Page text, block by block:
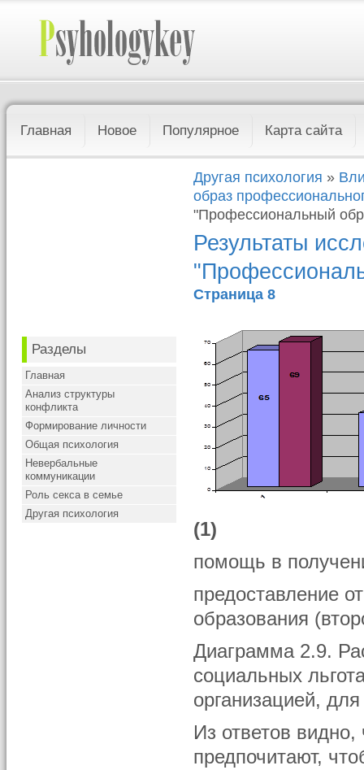
Главная Новое Популярное Карта сайта
Разделы
Главная
Анализ структуры
конфликта
Формирование личности
Общая психология
Невербальные
коммуникации
Роль секса в семье
Другая психология
Другая психология »
образ
"Профессиональный
Результаты
Страница 8
(1)
помощь в
предоставление
образования
Диаграмма 2.9.
социальных
организацией,
Из ответов
предпочитают,